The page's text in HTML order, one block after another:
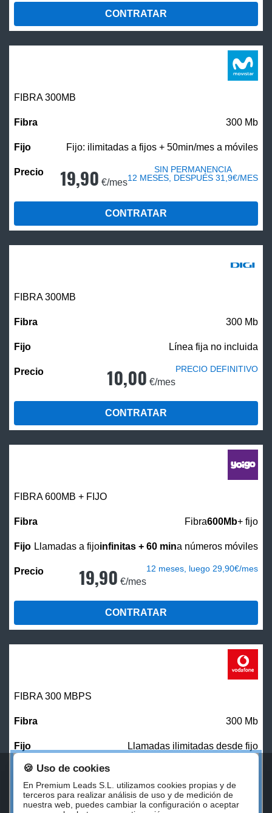
CONTRATAR
FIBRA 300MB
300 Mb
Fijo: ilimitadas a fijos + 50min/mes a móviles
19,90 €/mes
SIN PERMANENCIA
12 MESES, DESPUÉS 31,9€/MES
CONTRATAR
FIBRA 300MB
300 Mb
Línea fija no incluida
10,00 €/mes
PRECIO DEFINITIVO
CONTRATAR
FIBRA 600MB + FIJO
Fibra600Mb+ fijo
Llamadas a fijoinfinitas + 60 mina números móviles
19,90 €/mes
12 meses, luego 29,90€/mes
CONTRATAR
FIBRA 300 MBPS
300 Mb
Llamadas ilimitadas desde fijo
27,00 €/mes
🍪 Uso de cookies
En Premium Leads S.L. utilizamos cookies propias y de
terceros para realizar análisis de uso y de medición de
nuestra web, puedes cambiar la configuración o aceptar